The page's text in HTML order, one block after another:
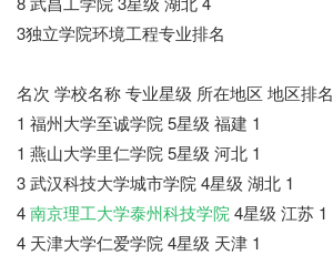
3独立学院环境工程专业排名
名次 学校名称 专业星级 所在地区 地区排名
1 福州大学至诚学院 5星级 福建 1
1 燕山大学里仁学院 5星级 河北 1
3 武汉科技大学城市学院 4星级 湖北 1
4南京理工大学泰州科技学院 4星级 江苏 1
4 天津大学仁爱学院 4星级 天津 1